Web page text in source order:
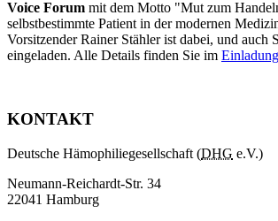
Voice Forum mit dem Motto "Mut zum
selbstbestimmte Patient in der modernen
Vorsitzender Rainer Stähler ist dabei, und auch
eingeladen. Alle Details finden Sie im
KONTAKT
Deutsche Hämophiliegesellschaft (DHG e.V.)
Neumann-Reichardt-Str. 34
22041 Hamburg